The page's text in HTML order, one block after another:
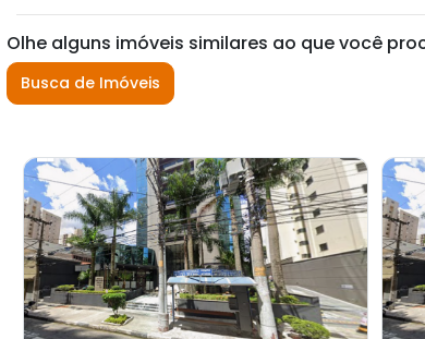
Olhe alguns imóveis similares ao que você
Busca de Imóveis